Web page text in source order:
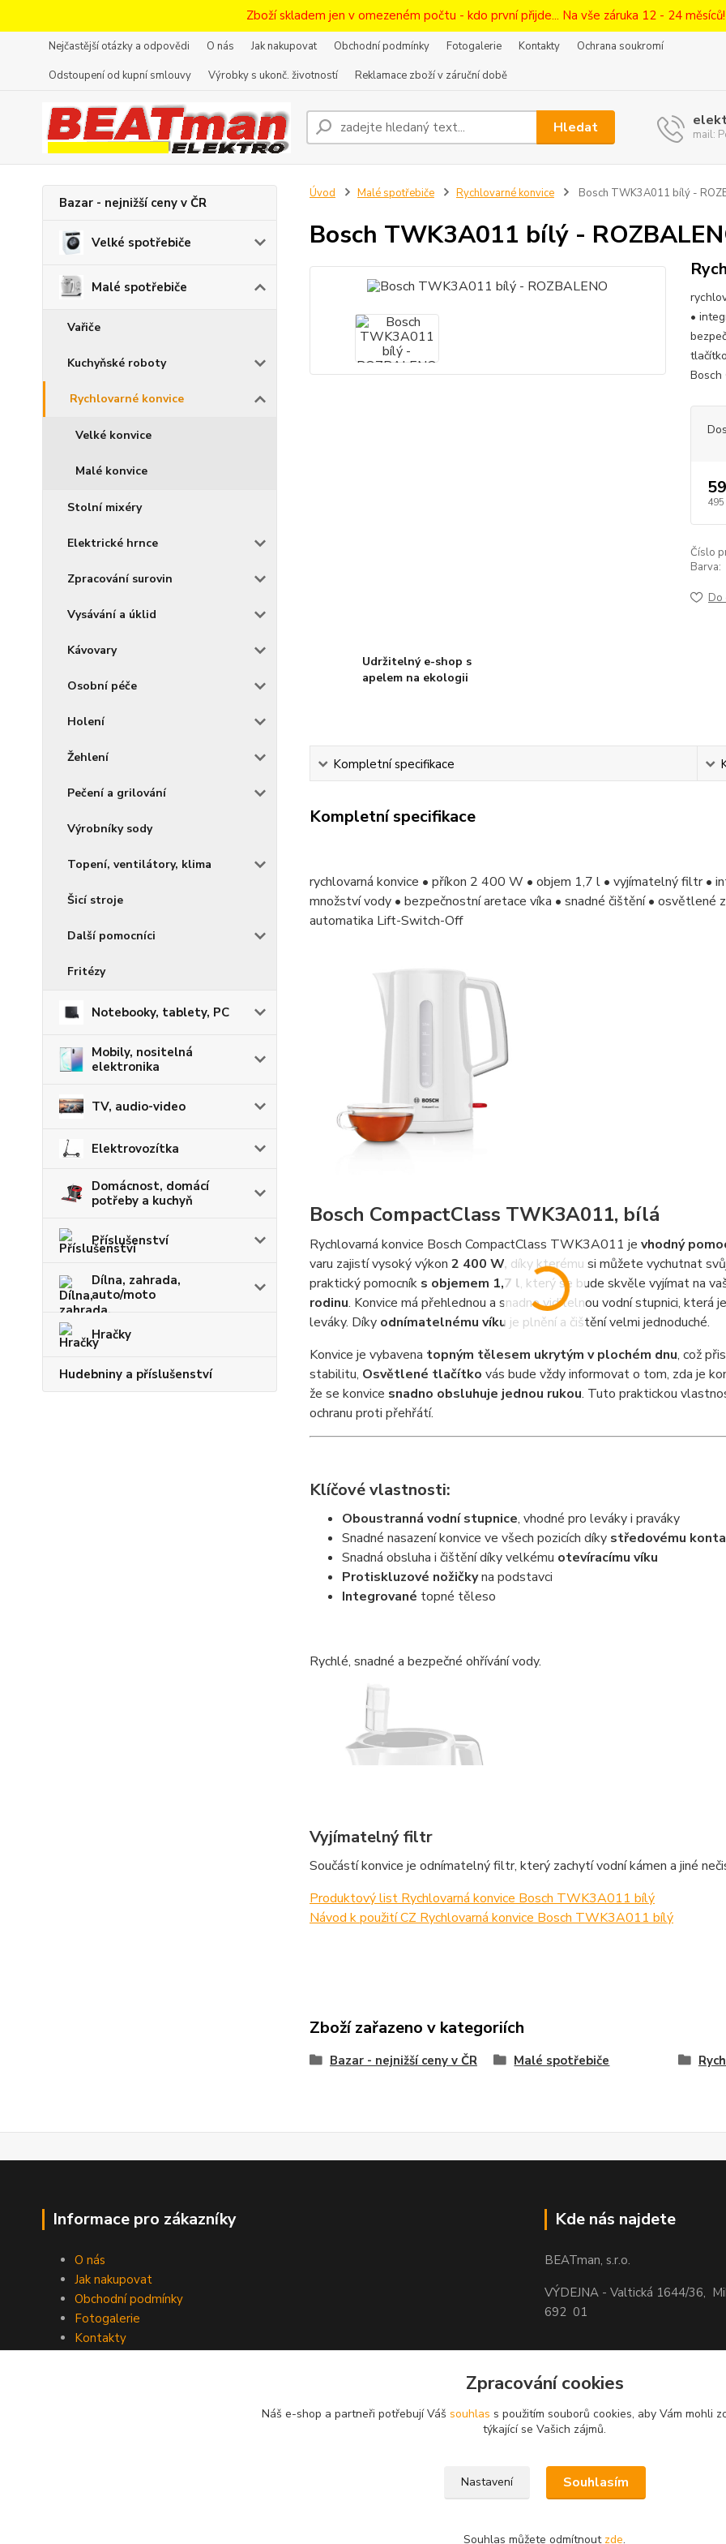
Zboží skladem jen v omezeném počtu - kdo první přijde... Na vše záruka 12 - 24
Nejčastější otázky a odpovědi O nás Jak nakupovat Obchodní podmínky Fotogalerie Kontakty
Ochrana soukromí
Odstoupení od kupní smlouvy
Výrobky s ukonč. životností Reklamace zboží v záruční době
Hledat mail:
Bazar - nejnižší ceny v ČR
Velké spotřebiče
Malé spotřebiče
Vařiče
Kuchyňské roboty
Rychlovarné konvice
Velké konvice
Malé konvice
Stolní mixéry
Elektrické hrnce
Zpracování surovin
Vysávání a úklid
Kávovary
Osobní péče
Holení
Žehlení
Pečení a grilování
Výrobníky sody
Topení, ventilátory, klima
Šicí stroje
Další pomocníci
Fritézy
Notebooky, tablety, PC
Mobily, nositelná
elektronika
TV, audio-video
Elektrovozítka
Domácnost, domácí
potřeby a kuchyň
Příslušenství
Dílna, zahrada,
auto/moto
Hračky
Hudebniny a příslušenství
Úvod Malé spotřebiče Rychlovarné konvice Bosch TWK3A011 bílý -
Bosch TWK3A011 bílý -
•
Bosch
495
Číslo
Barva:
Do
Udržitelný e-shop s
apelem na ekologii
Kompletní specifikace
Kompletní specifikace
rychlovarná konvice • příkon 2 400 W • objem 1,7 l • vyjímatelný filtr •
množství vody • bezpečnostní aretace víka • snadné čištění •
automatika Lift-Switch-Off
Bosch CompactClass TWK3A011, bílá
Rychlovarná konvice Bosch CompactClass TWK3A011 je vhodný
varu zajistí vysoký výkon 2 400 W, díky kterému si můžete vychutnat
praktický pomocník s objemem 1,7 l, který se bude skvěle vyjímat na
rodinu. Konvice má přehlednou a snadno viditelnou vodní stupnici, která
leváky. Díky odnímatelnému víku je plnění a čištění velmi jednoduché.
Konvice je vybavena topným tělesem ukrytým v plochém dnu, což
stabilitu, Osvětlené tlačítko vás bude vždy informovat o tom, zda je
že se konvice snadno obsluhuje jednou rukou. Tuto praktickou
ochranu proti přehřátí.
Klíčové vlastnosti:
Oboustranná vodní stupnice, vhodné pro leváky i praváky
Snadné nasazení konvice ve všech pozicích díkystředovému
Snadná obsluha i čištění díky velkému otevíracímu víku
Protiskluzové nožičkyna podstavci
Integrované topné těleso
Rychlé, snadné a bezpečné ohřívání vody.
Vyjímatelný filtr
Součástí konvice je odnímatelný filtr, který zachytí vodní kámen a jiné
Produktový list Rychlovarná konvice Bosch TWK3A011 bílý
Návod k použití CZ Rychlovarná konvice Bosch TWK3A011 bílý
Zboží zařazeno v kategoriích
Bazar - nejnižší ceny v ČR Malé spotřebiče
Informace pro zákazníky
O nás
Jak nakupovat
Obchodní podmínky
Fotogalerie
Kontakty
Kde nás najdete
BEATman, s.r.o.
VÝDEJNA - Valtická 1644/36,
692 01
Zpracování cookies
Náš e-shop a partneři potřebují Váš souhlas s použitím souborů cookies, aby Vám mohli
týkající se Vašich zájmů.
Nastavení Souhlasím
Souhlas můžete odmítnout zde.